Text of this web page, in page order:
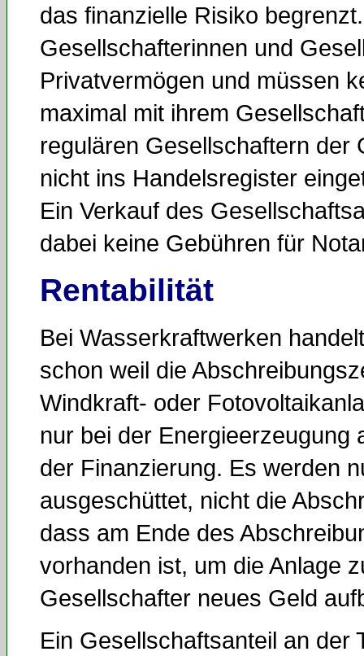
das finanzielle Risiko
Gesellschafterinnen und
Privatvermögen und müssen
maximal mit ihrem
regulären Gesellschaftern der
nicht ins Handelsregister
Ein Verkauf des
dabei keine Gebühren für
Rentabilität
Bei Wasserkraftwerken
schon weil die
Windkraft- oder
nur bei der Energieerzeugung
der Finanzierung. Es werden
ausgeschüttet, nicht die
dass am Ende des
vorhanden ist, um die Anlage
Gesellschafter neues Geld
Ein Gesellschaftsanteil an der